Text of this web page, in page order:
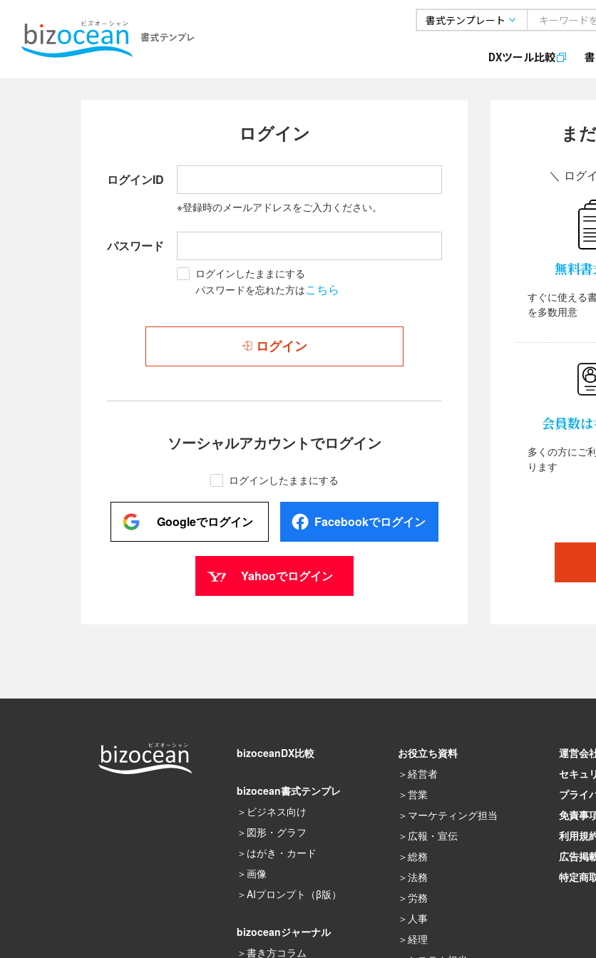
DXツール比較
ログイン
ログインID
※登録時のメールアドレスをご入力ください。
パスワード
ログインしたままにする
パスワードを忘れた方はこちら
ログイン
ソーシャルアカウントでログイン
ログインしたままにする
Googleでログイン Facebookでログイン
Yahooでログイン
ま
＼ ログ
無料
すぐに使える
を多数用意
会員数
多くの方にご
ります
bizoceanDX比較
bizocean書式テンプレ
ビジネス向け
図形・グラフ
はがき・カード
画像
AIプロンプト（β版）
bizoceanジャーナル
書き方コラム
お役立ち資料
経営者
営業
マーケティング担当
広報・宣伝
総務
法務
労務
人事
経理
運営会
セキュ
プライ
免責事
利用規
広告掲
特定商